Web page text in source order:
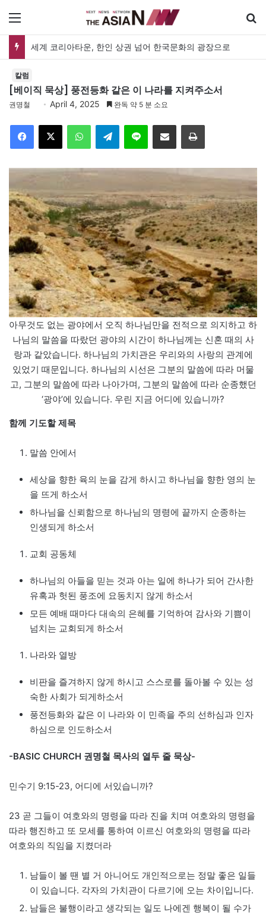
메뉴
세계 코리아타운, 한인 상권 넘어 한국문화의 광장으로
칼럼
[베이직 묵상] 풍전등화 같은 이 나라를 지켜주소서
권명철 April 4, 2025 완독 약 5 분 소요
Facebook
X WhatsAppTelegramLine 이메일 인쇄
아무것도 없는 광야에서 오직 하나님만을 전적으로 의지하고 하
나님의 말씀을 따랐던 광야의 시간이 하나님께는 신혼 때의 사
랑과 같았습니다. 하나님의 가치관은 우리와의 사랑의 관계에
있었기 때문입니다. 하나님의 시선은 그분의 말씀에 따라 머물
고, 그분의 말씀에 따라 나아가며, 그분의 말씀에 따라 순종했던
‘광야’에 있습니다. 우린 지금 어디에 있습니까?
함께 기도할 제목
말씀 안에서
세상을 향한 육의 눈을 감게 하시고 하나님을 향한 영의 눈
을 뜨게 하소서
하나님을 신뢰함으로 하나님의 명령에 끝까지 순종하는
인생되게 하소서
교회 공동체
하나님의 아들을 믿는 것과 아는 일에 하나가 되어 간사한
유혹과 헛된 풍조에 요동치지 않게 하소서
모든 예배 때마다 대속의 은혜를 기억하여 감사와 기쁨이
넘치는 교회되게 하소서
나라와 열방
비판을 즐겨하지 않게 하시고 스스로를 돌아볼 수 있는 성
숙한 사회가 되게하소서
풍전등화와 같은 이 나라와 이 민족을 주의 선하심과 인자
하심으로 인도하소서
-BASIC CHURCH 권명철 목사의 열두 줄 묵상-
민수기 9:15-23, 어디에 서있습니까?
23 곧 그들이 여호와의 명령을 따라 진을 치며 여호와의 명령을
따라 행진하고 또 모세를 통하여 이르신 여호와의 명령을 따라
여호와의 직임을 지켰더라
남들이 볼 땐 별 거 아니어도 개인적으로는 정말 좋은 일들
이 있습니다. 각자의 가치관이 다르기에 오는 차이입니다.
남들은 불행이라고 생각되는 일도 나에겐 행복이 될 수가